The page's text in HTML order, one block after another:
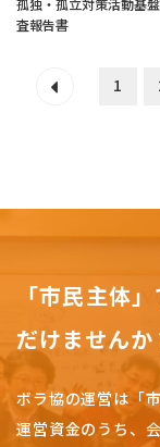
孤独・孤立対策活動基
査報告書
1
「市民主体
だけませんか
ボラ協の運営は「
運営資金のうち、